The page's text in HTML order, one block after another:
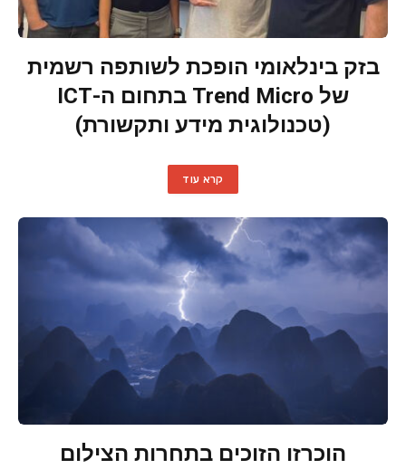
בזק בינלאומי הופכת לשותפה רשמית
של Trend Micro בתחום ה-ICT
(טכנולוגית מידע ותקשורת)
קרא עוד
הוכרזו הזוכים בתחרות הצילום